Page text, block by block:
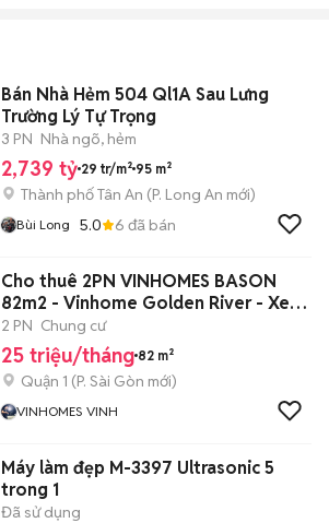
Bán Nhà Hẻm 504 Ql1A Sau Lưng
Trường Lý Tự Trọng
3 PN Nhà ngõ, hẻm
2,739 tỷ 29 tr/m² 95 m²
Thành phố Tân An (P. Long An mới)
Bùi Long 5.0 6 đã bán
Cho thuê 2PN VINHOMES BASON
82m2 - Vinhome Golden River - Xem
nhà 24/7
2 PN Chung cư
25 triệu/tháng 82 m²
Quận 1 (P. Sài Gòn mới)
VINHOMES VINH
Máy làm đẹp M-3397 Ultrasonic 5
trong 1
Đã sử dụng